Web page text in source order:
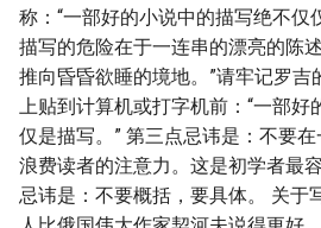
称：“一部好的小说中的描写绝不仅
描写的危险在于一连串的漂亮的陈
推向昏昏欲睡的境地。”请牢记罗吉
上贴到计算机或打字机前：“一部好
仅是描写。” 第三点忌讳是：不要
浪费读者的注意力。这是初学者最
忌讳是：不要概括，要具体。 关于